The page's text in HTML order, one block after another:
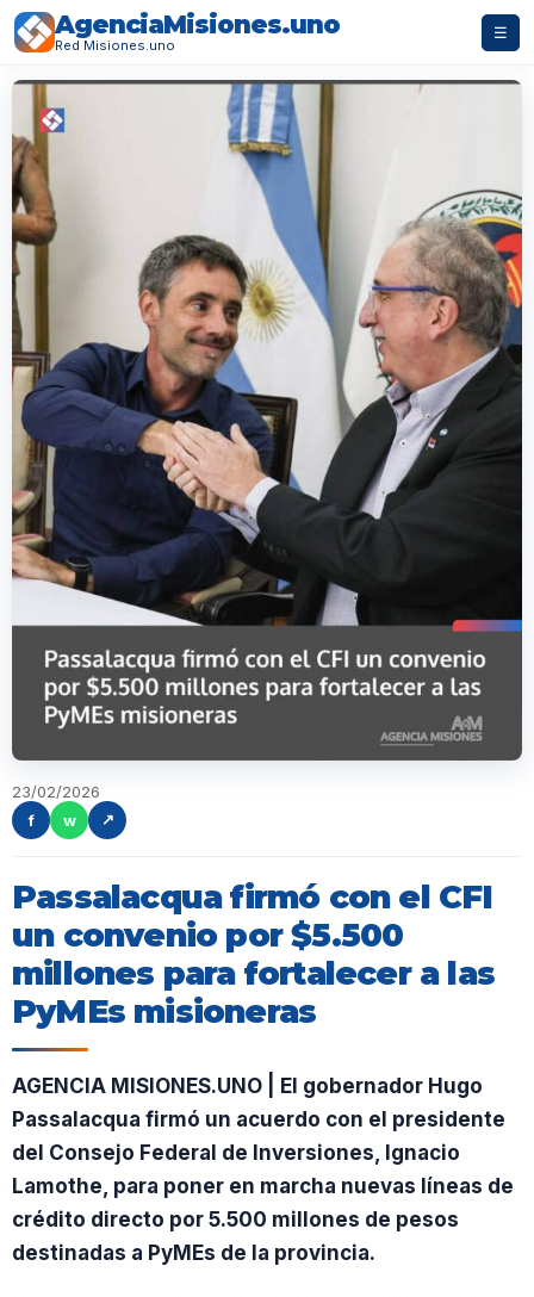
AgenciaMisiones.uno
Red Misiones.uno
☰
23/02/2026
f
w ↗
Passalacqua firmó con el CFI
un convenio por $5.500
millones para fortalecer a las
PyMEs misioneras
AGENCIA MISIONES.UNO | El gobernador Hugo
Passalacqua firmó un acuerdo con el presidente
del Consejo Federal de Inversiones, Ignacio
Lamothe, para poner en marcha nuevas líneas de
crédito directo por 5.500 millones de pesos
destinadas a PyMEs de la provincia.